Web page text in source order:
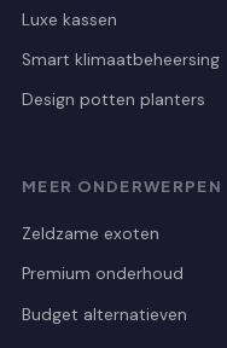
Luxe kassen
Smart klimaatbeheersing
Design potten planters
MEER ONDERWERPEN
Zeldzame exoten
Premium onderhoud
Budget alternatieven